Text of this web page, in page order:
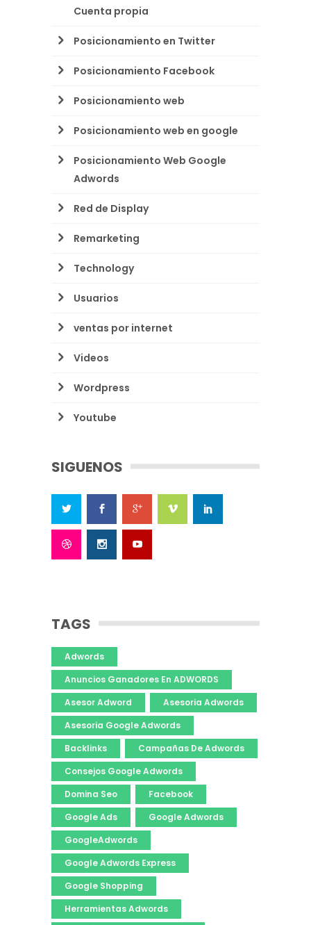
Cuenta propia
Posicionamiento en Twitter
Posicionamiento Facebook
Posicionamiento web
Posicionamiento web en google
Posicionamiento Web Google
Adwords
Red de Display
Remarketing
Technology
Usuarios
ventas por internet
Videos
Wordpress
Youtube
SIGUENOS
TAGS
Adwords
Anuncios Ganadores En ADWORDS
Asesor Adword
Asesoria Adwords
Asesoria Google Adwords
Backlinks
Campañas De Adwords
Consejos Google Adwords
Domina Seo
Facebook
Google Ads
Google Adwords
GoogleAdwords
Google Adwords Express
Google Shopping
Herramientas Adwords